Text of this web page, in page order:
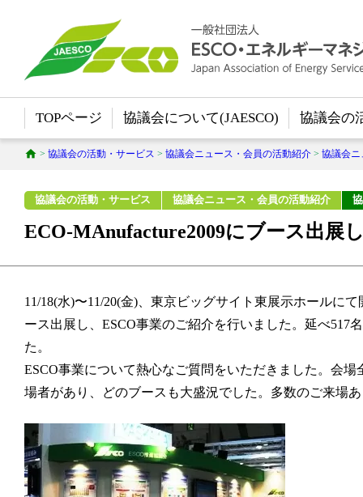
TOPページ 協議会について(JAESCO) 協議会の
> 協議会の活動・サービス > 協議会ニュース・会員の活動紹介 > 協議会ニ
協議会の活動・サービス 協議会ニュース・会員の活動紹介
ECO-MAnufacture2009にブース出展
11/18(水)〜11/20(金)、東京ビッグサイト東展示ホールにて
ース出展し、ESCO事業のご紹介を行いました。延べ517
た。
ESCO事業について熱心なご質問をいただきました。会場
場者があり、どのブースも大盛況でした。多数のご来場